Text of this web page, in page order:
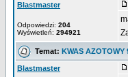
Blastmaster
Odpowiedzi: 204
Wyświetleń: 294921
Temat: KWAS AZOTOWY
Blastmaster